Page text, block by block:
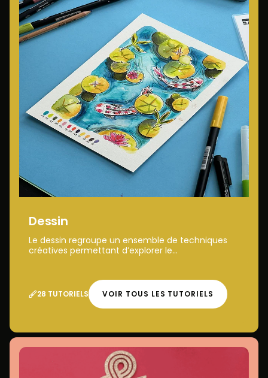
Dessin
Le dessin regroupe un ensemble de techniques
créatives permettant d’explorer le...
28 TUTORIELS VOIR TOUS LES TUTORIELS